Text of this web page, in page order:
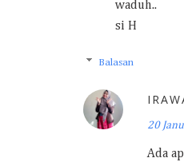
waduh..
si H
Balasan
20
Ada